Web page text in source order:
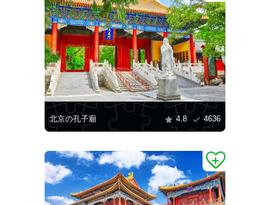
北京の孔子廟 4.8 4636